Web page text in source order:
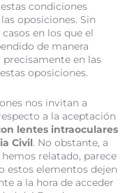
condiciones
oposiciones. Sin
en los que el
de manera
precisamente en las
oposiciones.
nos invitan a
a la aceptación
lentes intraoculares
Civil. No obstante, a
relatado, parece
estos elementos dejen
a la hora de acceder